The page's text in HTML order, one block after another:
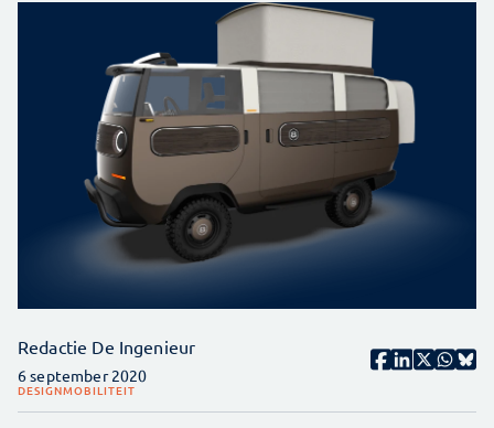
Redactie De Ingenieur
6 september 2020
DESIGNMOBILITEIT